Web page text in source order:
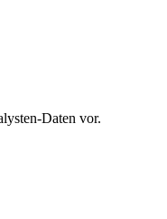
Daten vor.